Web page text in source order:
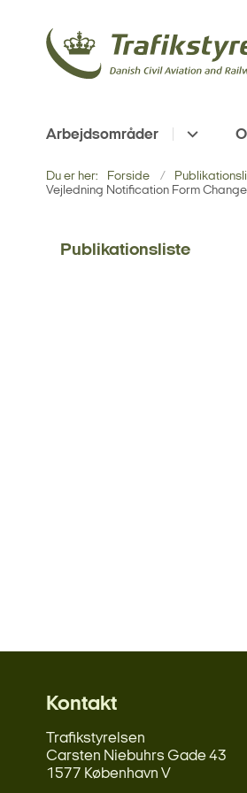
Arbejdsområder
Du er her: Forside
Vejledning Notification Form
Publikationsliste
Kontakt
Trafikstyrelsen
Carsten Niebuhrs Gade 43
1577 København V